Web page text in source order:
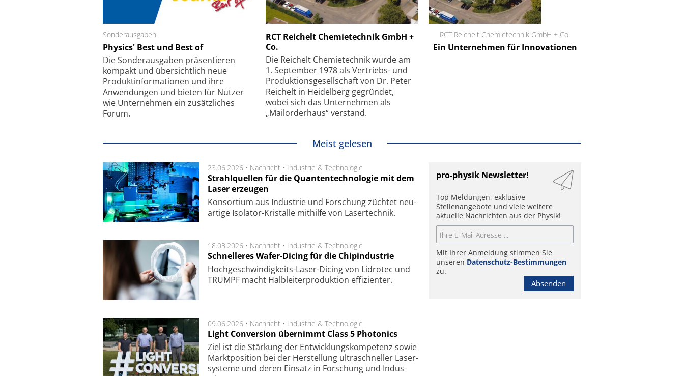
Sonderausgaben
Physics' Best und Best of
Die Sonder­ausgaben präsentieren
kompakt und übersichtlich neue
Produkt­informationen und ihre
Anwendungen und bieten für Nutzer
wie Unternehmen ein zusätzliches
Forum.
RCT Reichelt Chemietechnik GmbH +
Co.
Die Reichelt Chemietechnik wurde am
1. September 1978 als Vertriebs- und
Produktionsgesellschaft von Dr. Peter
Reichelt in Heidelberg gegründet,
wobei sich das Unternehmen als
„Mailorderhaus“ verstand.
Elektronenmikroskopie auf
kleinstem Raum
Menlo Systems GmbH
Multiphotonen-Anwendungen
RCT Reichelt Chemietechnik GmbH + Co.
Ein Unternehmen für Innovationen
Meist gelesen
23.06.2026 • Nachricht • Industrie & Technologie
Strahlquellen für die Quantentechnologie mit dem
Laser erzeugen
Kon­sor­tium aus In­dus­trie und For­schung züch­tet neu­
ar­ti­ge Iso­lator-Kris­tal­le mit­hil­fe von Laser­tech­nik.
18.03.2026 • Nachricht • Industrie & Technologie
Schnelleres Wafer-Dicing für die Chipindustrie
Hoch­ge­schwin­dig­keits-Laser-Dicing von Lidrotec und
TRUMPF macht Halb­lei­ter­pro­duk­tion ef­fi­zien­ter.
09.06.2026 • Nachricht • Industrie & Technologie
Light Conversion übernimmt Class 5 Photonics
Ziel ist die Stär­kung der Ent­wick­lungs­kom­pe­tenz sowie
Markt­po­si­tion bei der Her­stel­lung ul­tra­schnel­ler Laser­
sys­te­me und de­ren Ein­satz in For­schung und In­dus­
pro-physik Newsletter!
Top Meldungen, exklusive
Stellenangebote und viele weitere
aktuelle Nachrichten aus der Physik!
Mit Ihrer Anmeldung stimmen Sie
unseren Datenschutz-Bestimmungen
zu.
Absenden